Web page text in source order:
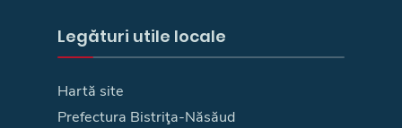
Legături utile locale
Hartă site
Prefectura Bistriţa-Năsăud